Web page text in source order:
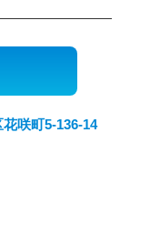
咲町5-136-14